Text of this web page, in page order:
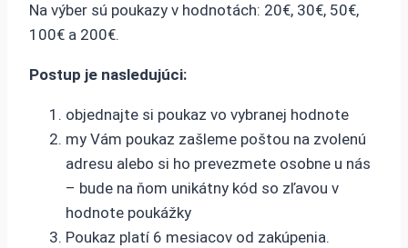
Na výber sú poukazy v hodnotách: 20€, 30€, 50€,
100€ a 200€.
Postup je nasledujúci:
objednajte si poukaz vo vybranej hodnote
my Vám poukaz zašleme poštou na zvolenú
adresu alebo si ho prevezmete osobne u nás
– bude na ňom unikátny kód so zľavou v
hodnote poukážky
Poukaz platí 6 mesiacov od zakúpenia.